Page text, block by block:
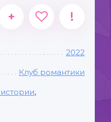
+ !
2022
Клуб романтики
,